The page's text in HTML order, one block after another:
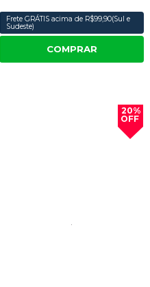
Frete GRÁTIS acima de R$99,90(Sul e
Sudeste)
COMPRAR
20%
OFF